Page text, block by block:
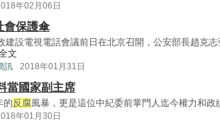
年02月06日
會保護傘
建設電視電話會議前日在北京召開，公安部長趙克
文
訊 2018年01月31日
當國家副主席
的反腐風暴，更是這位中紀委前掌門人迄今權力和
年01月30日